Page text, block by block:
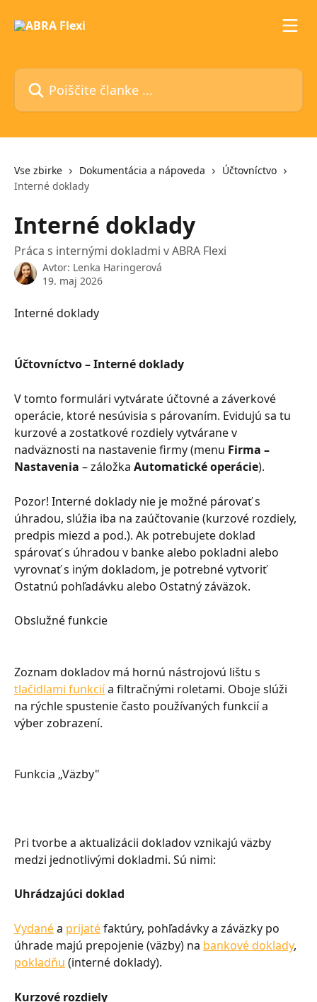
Poiščite članke ...
Vse zbirke Dokumentácia a nápoveda
Účtovníctvo
Interné doklady
Interné doklady
Práca s internými dokladmi v ABRA Flexi
Avtor: Lenka Haringerová
19. maj 2026
Interné doklady
Účtovníctvo – Interné doklady
V tomto formulári vytvárate účtovné a záverkové
operácie, ktoré nesúvisia s párovaním. Evidujú sa tu
kurzové a zostatkové rozdiely vytvárane v
nadväznosti na nastavenie firmy (menu Firma –
Nastavenia – záložka Automatické operácie).
Pozor! Interné doklady nie je možné párovať s
úhradou, slúžia iba na zaúčtovanie (kurzové rozdiely,
predpis miezd a pod.). Ak potrebujete doklad
spárovať s úhradou v banke alebo pokladni alebo
vyrovnať s iným dokladom, je potrebné vytvoriť
Ostatnú pohľadávku alebo Ostatný záväzok.
Obslužné funkcie
Zoznam dokladov má hornú nástrojovú lištu s
tlačidlami funkcií a filtračnými roletami. Oboje slúži
na rýchle spustenie často používaných funkcií a
výber zobrazení.
Funkcia „Väzby"
Pri tvorbe a aktualizácii dokladov vznikajú väzby
medzi jednotlivými dokladmi. Sú nimi:
Uhrádzajúci doklad
Vydané a prijaté faktúry, pohľadávky a záväzky po
úhrade majú prepojenie (väzby) na bankové doklady,
pokladňu (interné doklady).
Kurzové rozdiely